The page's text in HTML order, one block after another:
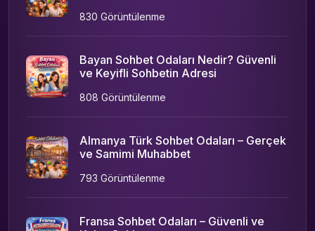
830 Görüntülenme
Bayan Sohbet Odaları Nedir? Güvenli
ve Keyifli Sohbetin Adresi
808 Görüntülenme
Almanya Türk Sohbet Odaları – Gerçek
ve Samimi Muhabbet
793 Görüntülenme
Fransa Sohbet Odaları – Güvenli ve